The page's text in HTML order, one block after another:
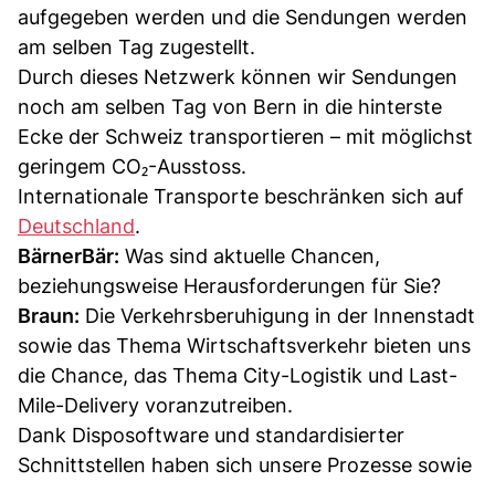
aufgegeben werden und die Sendungen werden
am selben Tag zugestellt.
Durch dieses Netzwerk können wir Sendungen
noch am selben Tag von Bern in die hinterste
Ecke der Schweiz transportieren – mit möglichst
geringem CO₂-Ausstoss.
Internationale Transporte beschränken sich auf
Deutschland.
BärnerBär: Was sind aktuelle Chancen,
beziehungsweise Herausforderungen für Sie?
Braun: Die Verkehrsberuhigung in der Innenstadt
sowie das Thema Wirtschaftsverkehr bieten uns
die Chance, das Thema City-Logistik und Last-
Mile-Delivery voranzutreiben.
Dank Disposoftware und standardisierter
Schnittstellen haben sich unsere Prozesse sowie